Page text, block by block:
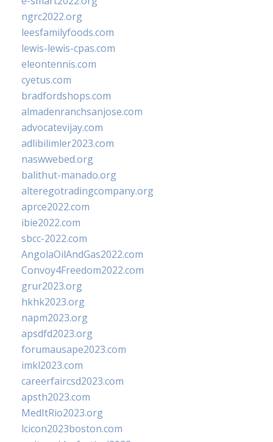
ngrc2022.org
leesfamilyfoods.com
lewis-lewis-cpas.com
eleontennis.com
cyetus.com
bradfordshops.com
almadenranchsanjose.com
advocatevijay.com
adlibilimler2023.com
naswwebed.org
balithut-manado.org
alteregotradingcompany.org
aprce2022.com
ibie2022.com
sbcc-2022.com
AngolaOilAndGas2022.com
Convoy4Freedom2022.com
grur2023.org
hkhk2023.org
napm2023.org
apsdfd2023.org
forumausape2023.com
imkl2023.com
careerfaircsd2023.com
apsth2023.com
MedItRio2023.org
lcicon2023boston.com